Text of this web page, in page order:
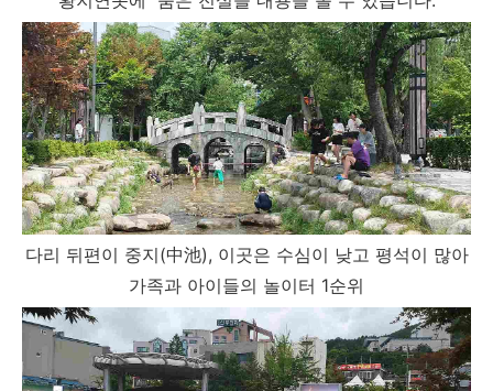
다리 뒤편이 중지(中池), 이곳은 수심이 낮고 평석이 많아
가족과 아이들의 놀이터 1순위